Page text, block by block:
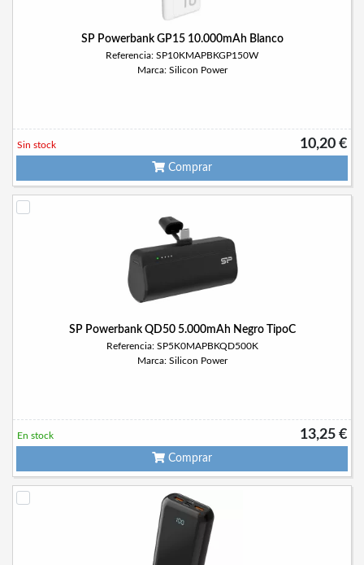
SP Powerbank GP15 10.000mAh Blanco
Referencia: SP10KMAPBKGP150W
Marca: Silicon Power
10,20 €
Sin stock
Comprar
SP Powerbank QD50 5.000mAh Negro TipoC
Referencia: SP5K0MAPBKQD500K
Marca: Silicon Power
13,25 €
En stock
Comprar